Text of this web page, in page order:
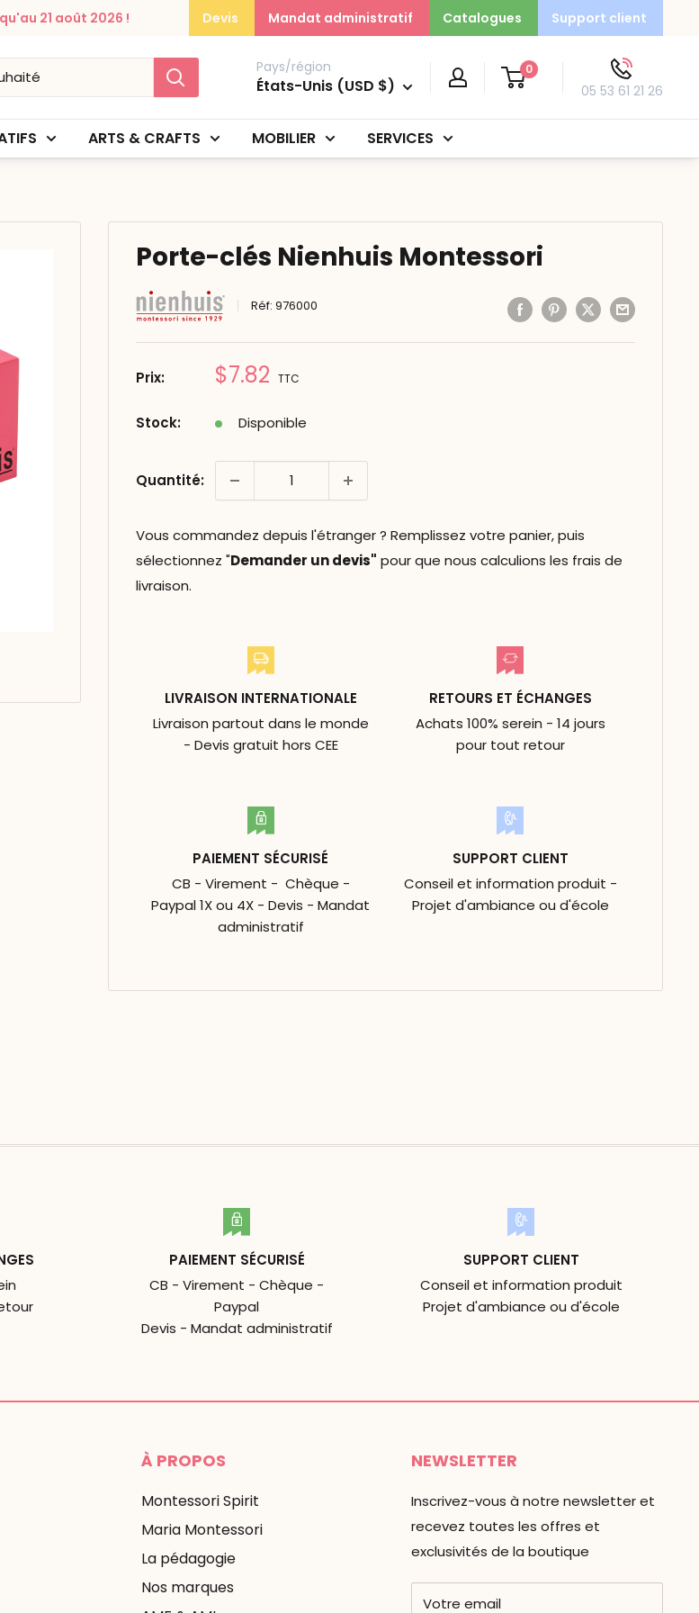
21 août 2026 ! Devis Mandat administratif Catalogues Support client
Pays/région
États-Unis (USD $)
0
05 53 61 21 26
ARTS & CRAFTS MOBILIER SERVICES
Porte-clés Nienhuis Montessori
Réf:976000
Prix: Prix
$7.82 TTC
Stock: Disponible
Quantité:
Vous commandez depuis l'étranger ? Remplissez votre panier, puis
sélectionnez "Demander un devis" pour que nous calculions les frais de
livraison.
LIVRAISON INTERNATIONALE
Livraison partout dans le monde
- Devis gratuit hors CEE
RETOURS ET ÉCHANGES
Achats 100% serein - 14 jours
pour tout retour
PAIEMENT SÉCURISÉ
CB - Virement - Chèque -
Paypal 1X ou 4X - Devis - Mandat
administratif
SUPPORT CLIENT
Conseil et information produit -
Projet d'ambiance ou d'école
PAIEMENT SÉCURISÉ
CB - Virement - Chèque -
Paypal
Devis - Mandat administratif
SUPPORT CLIENT
Conseil et information produit
Projet d'ambiance ou d'école
À PROPOS
Montessori Spirit
Maria Montessori
La pédagogie
Nos marques
NEWSLETTER
Inscrivez-vous à notre newsletter et
recevez toutes les offres et
exclusivités de la boutique
Votre email